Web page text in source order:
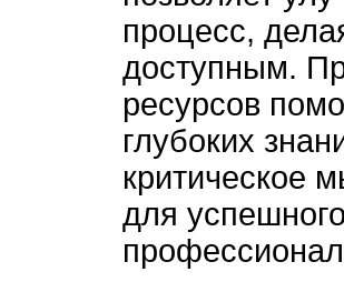
процесс,
доступным.
ресурсов
глубоких
критическое
для